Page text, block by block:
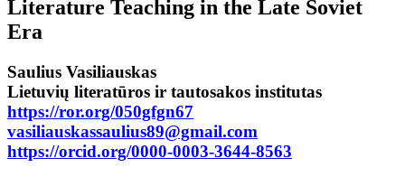
Literature Teaching in the Late Soviet
Era
Saulius Vasiliauskas
Lietuvių literatūros ir tautosakos institutas
https://ror.org/050gfgn67
vasiliauskassaulius89@gmail.com
https://orcid.org/0000-0003-3644-8563